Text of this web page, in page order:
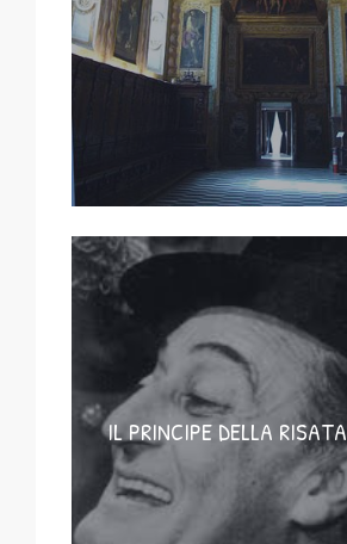
IL PRINCIPE DELLA RISATA